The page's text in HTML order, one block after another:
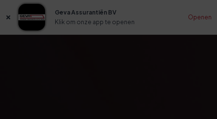
Geva Assurantiën BV
Klik om onze app te openen
Openen